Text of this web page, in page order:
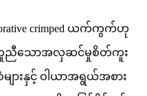
crimped ယက်ကွက်ဟု
ညီသောအလှဆင်မှုစိတ်ကူး
ားနှင့် ဝါယာအရွယ်အစား